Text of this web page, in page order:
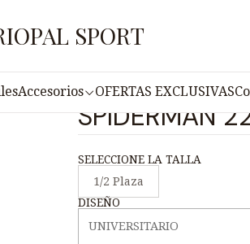
SPORT
Accesorios OFERTAS EXCLUSIVAS
|
COBERTOR 5
SPIDERMAN
SELECCIONE LA TALLA
1/2 Plaza
DISEÑO